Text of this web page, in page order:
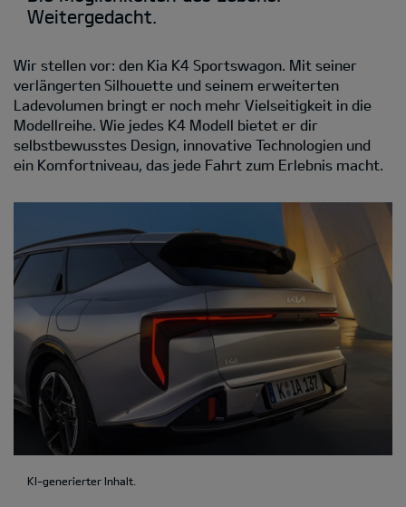
Weitergedacht.
Wir stellen vor: den Kia K4 Sportswagon. Mit seiner
verlängerten Silhouette und seinem erweiterten
Ladevolumen bringt er noch mehr Vielseitigkeit in die
Modellreihe. Wie jedes K4 Modell bietet er dir
selbstbewusstes Design, innovative Technologien und
ein Komfortniveau, das jede Fahrt zum Erlebnis macht.
KI-generierter Inhalt.